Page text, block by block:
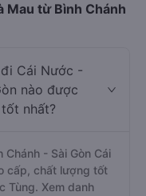
Mau từ Bình Chánh
Cái Nước -
nào được
nhất?
Chánh - Sài Gòn Cái
cấp, chất lượng tốt
Tùng. Xem danh